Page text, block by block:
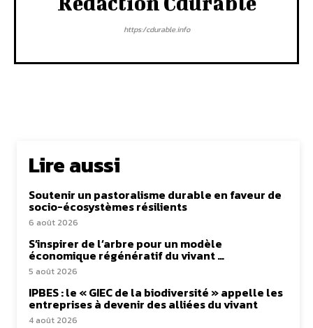
https:/cdurable.info
Lire aussi
Soutenir un pastoralisme durable en faveur de
socio-écosystèmes résilients
6 août 2026
S’inspirer de l’arbre pour un modèle
économique régénératif du vivant …
5 août 2026
IPBES : le « GIEC de la biodiversité » appelle les
entreprises à devenir des alliées du vivant
4 août 2026